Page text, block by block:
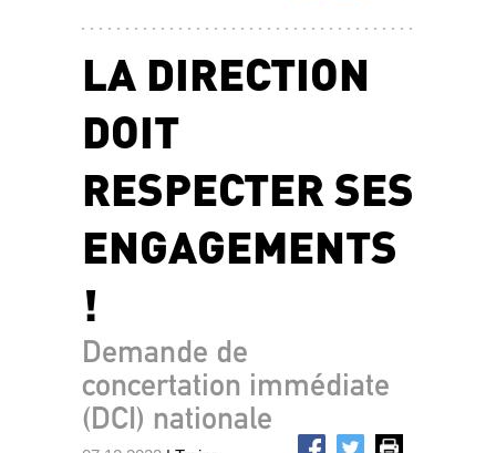
LA DIRECTION
DOIT
RESPECTER SES
ENGAGEMENTS
!
Demande de
concertation immédiate
(DCI) nationale